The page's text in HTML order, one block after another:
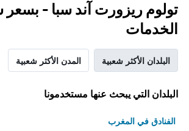
تولوم ريزورت آند سبا -
الخدمات
البلدان الأكثر شعبية المدن الأكثر شعبية
البلدان التي يبحث عنها مستخدمونا
الفنادق في المغرب